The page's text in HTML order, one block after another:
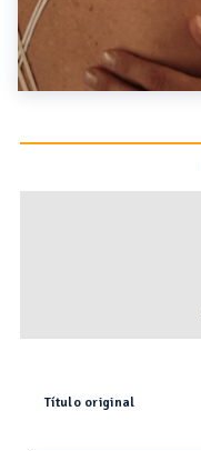
Título original